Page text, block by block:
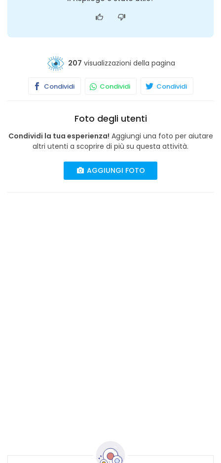
207 visualizzazioni della pagina
Condividi Condividi Condividi
Foto degli utenti
Condividi la tua esperienza! Aggiungi una foto per aiutare
altri utenti a scoprire di più su questa attività.
AGGIUNGI FOTO